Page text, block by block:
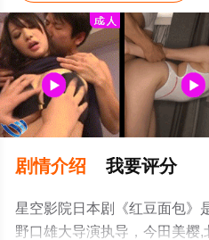
剧情介绍 我要评分
星空影院日本剧《红豆面包》
野口雄大导演执导，今田美樱